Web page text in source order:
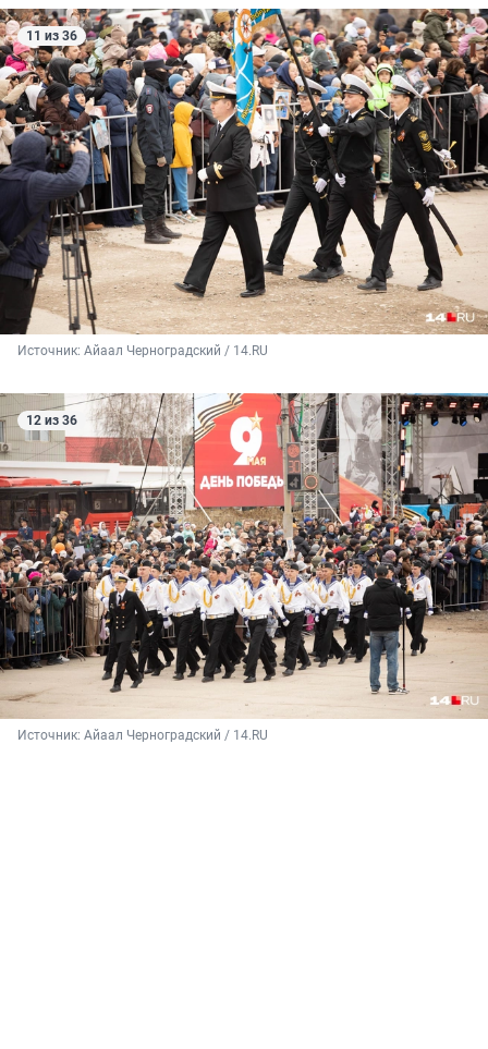
11 из 36
Источник: Айаал Черноградский / 14.RU
12 из 36
Источник: Айаал Черноградский / 14.RU